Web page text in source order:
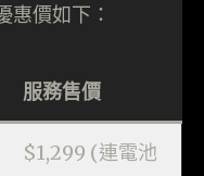
惠價如下：
服務售價
$1,299 (連電池